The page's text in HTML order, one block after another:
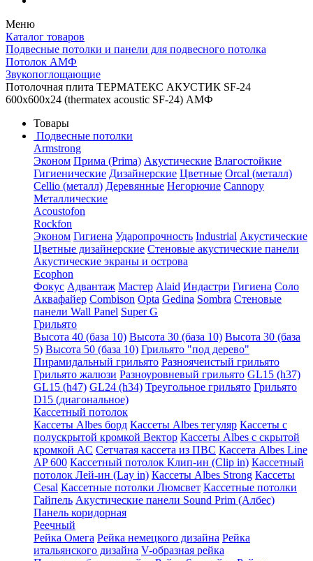
Меню
Каталог товаров
Подвесные потолки и панели для подвесного потолка
Потолок АМФ
Звукопоглощающие
Потолочная плита ТЕРМАТЕКС АКУСТИК SF-24
600x600x24 (thermatex acoustic SF-24) АМФ
Товары
Подвесные потолки
Armstrong
Эконом Прима (Prima) Акустические Влагостойкие
Гигиенические Дизайнерские Цветные Orcal (металл)
Cellio (металл) Деревянные Негорючие Cannopy
Металлические
Acoustofon
Rockfon
Эконом Гигиена Ударопрочность Industrial Акустические
Цветные дизайнерские Стеновые акустические панели
Акустические экраны и острова
Ecophon
Фокус Адвантаж Мастер Alaid Индастри Гигиена Соло
Аквафайер Combison Opta Gedina Sombra Стеновые
панели Wall Panel Super G
Грильято
Высота 40 (база 10) Высота 30 (база 10) Высота 30 (база
5) Высота 50 (база 10) Грильято "под дерево"
Пирамидальный грильято Разноячеистый грильято
Грильято жалюзи Разноуровневый грильято GL15 (h37)
GL15 (h47) GL24 (h34) Треугольное грильято Грильято
D15 (диагональное)
Кассетный потолок
Кассеты Albes борд Кассеты Albes тегуляр Кассеты с
полускрытой кромкой Вектор Кассеты Albes с скрытой
кромкой AC Сетчатая кассета из ПВС Кассета Albes Line
AP 600 Кассетный потолок Клип-ин (Clip in) Кассетный
потолок Лей-ин (Lay in) Кассеты Albes Strong Кассеты
Cesal Кассетные потолки Люмсвет Кассетные потолки
Гайпель Акустические панели Sound Prim (Албес)
Панель коридорная
Реечный
Рейка Омега Рейка немецкого дизайна Рейка
итальянского дизайна V-образная рейка